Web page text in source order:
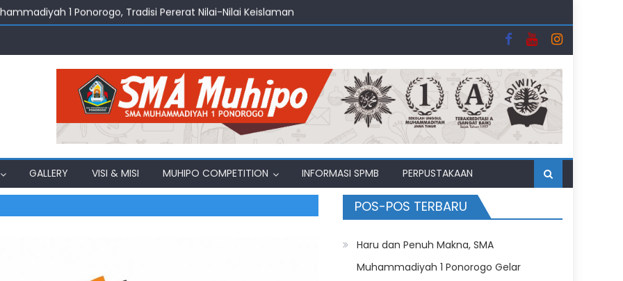
1 Ponorogo, Tradisi Pererat Nilai-Nilai Keislaman
Jadi Momentum Penguatan Nilai Keislaman di SMA Muhipo
SMA Muhammadiyah 1 Ponorogo Gelar Pelepasan Siswa Kelas XII
GALLERY VISI & MISI MUHIPO COMPETITION INFORMASI SPMB PERPUSTAKAAN
POS-POS TERBARU
Haru dan Penuh Makna, SMA
Muhammadiyah 1 Ponorogo Gelar